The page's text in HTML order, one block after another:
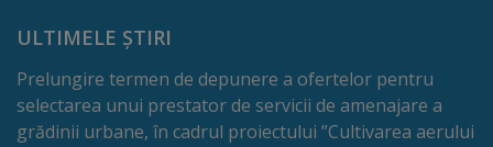
Rezultate
Buget
ULTIMELE ȘTIRI
Prelungire termen de depunere a ofertelor pentru
selectarea unui prestator de servicii de amenajare a
grădinii urbane, în cadrul proiectului ”Cultivarea aerului